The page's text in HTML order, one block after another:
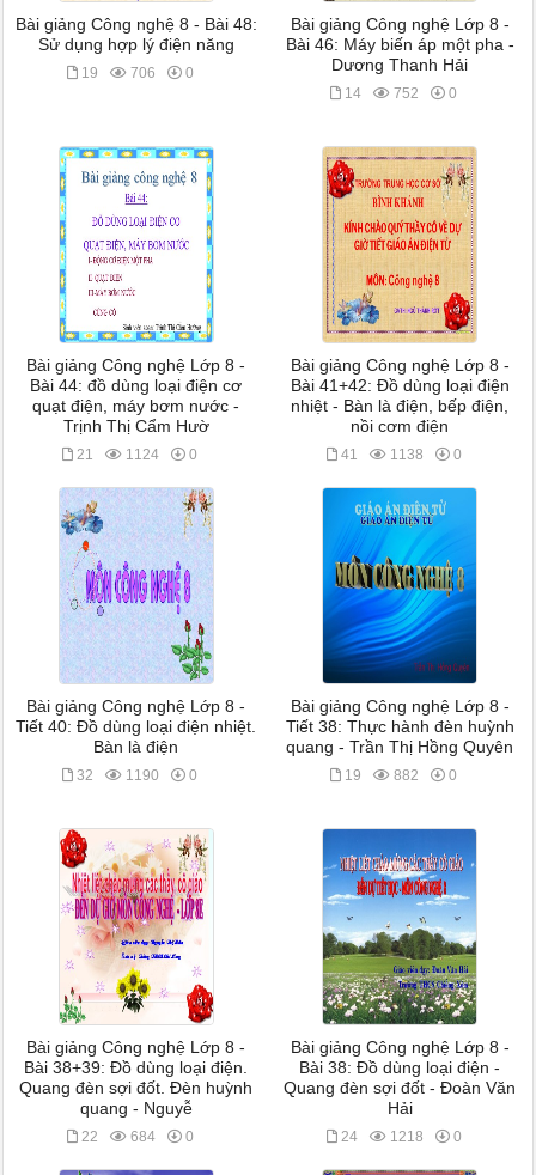
Bài giảng Công nghệ 8 - Bài 48:
Sử dụng hợp lý điện năng
19 706 0
Bài giảng Công nghệ Lớp 8 -
Bài 46: Máy biến áp một pha -
Dương Thanh Hải
14 752 0
Bài giảng Công nghệ Lớp 8 -
Bài 44: đồ dùng loại điện cơ
quạt điện, máy bơm nước -
Trịnh Thị Cẩm Hườ
21 1124 0
Bài giảng Công nghệ Lớp 8 -
Bài 41+42: Đồ dùng loại điện
nhiệt - Bàn là điện, bếp điện,
nồi cơm điện
41 1138 0
Bài giảng Công nghệ Lớp 8 -
Tiết 40: Đồ dùng loại điện nhiệt.
Bàn là điện
32 1190 0
Bài giảng Công nghệ Lớp 8 -
Tiết 38: Thực hành đèn huỳnh
quang - Trần Thị Hồng Quyên
19 882 0
Bài giảng Công nghệ Lớp 8 -
Bài 38+39: Đồ dùng loại điện.
Quang đèn sợi đốt. Đèn huỳnh
quang - Nguyễ
22 684 0
Bài giảng Công nghệ Lớp 8 -
Bài 38: Đồ dùng loại điện -
Quang đèn sợi đốt - Đoàn Văn
Hải
24 1218 0